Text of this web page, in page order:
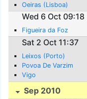
Oeiras (Lisboa)
Wed 6 Oct 09:18
Figueira da Foz
Sat 2 Oct 11:37
Leixos (Porto)
Povoa De Varzim
Vigo
Sep 2010